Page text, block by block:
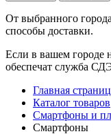
От выбранного
способы доставки.
Если в вашем городе
обеспечат служба
Главная
Каталог товаров
Смартфоны и
Смартфоны